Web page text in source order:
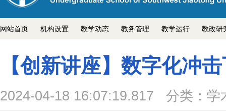
网站首页 机构设置 教学动态 教务管理 教学运行 教改研
【创新讲座】数字化冲
2024-04-18 16:07:19.817 分类：学